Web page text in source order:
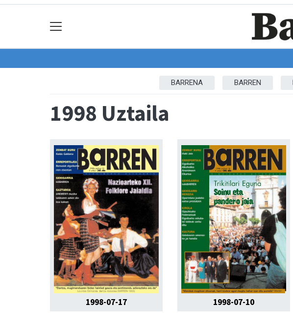
BARRENA BARREN
1998 Uztaila
1998-07-17 1998-07-10